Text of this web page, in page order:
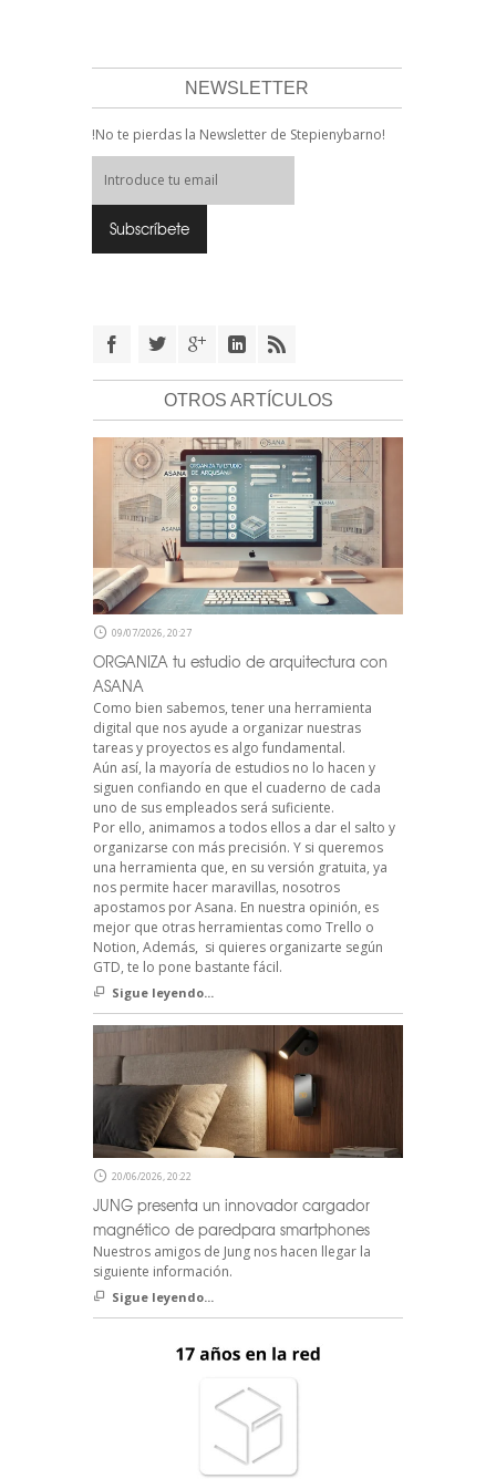
NEWSLETTER
!No te pierdas la Newsletter de Stepienybarno!
OTROS ARTÍCULOS
09/07/2026, 20:27
ORGANIZA tu estudio de arquitectura con
ASANA
Como bien sabemos, tener una herramienta
digital que nos ayude a organizar nuestras
tareas y proyectos es algo fundamental.
Aún así, la mayoría de estudios no lo hacen y
siguen confiando en que el cuaderno de cada
uno de sus empleados será suficiente.
Por ello, animamos a todos ellos a dar el salto y
organizarse con más precisión. Y si queremos
una herramienta que, en su versión gratuita, ya
nos permite hacer maravillas, nosotros
apostamos por Asana. En nuestra opinión, es
mejor que otras herramientas como Trello o
Notion, Además, si quieres organizarte según
GTD, te lo pone bastante fácil.
Sigue leyendo...
20/06/2026, 20:22
JUNG presenta un innovador cargador
magnético de paredpara smartphones
Nuestros amigos de Jung nos hacen llegar la
siguiente información.
Sigue leyendo...